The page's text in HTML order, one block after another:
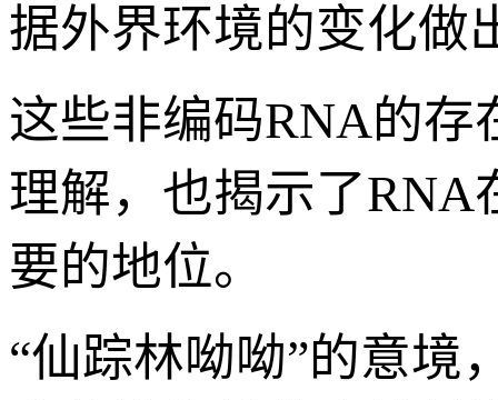
据外界环境的变化做
这些非编码RNA的存
理解，也揭示了RNA
要的地位。
“仙踪林呦呦”的意境